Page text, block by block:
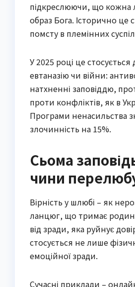
підкреслюючи, що кожна
образ Бога. Історично це
помсту в племінних
У 2025 році це стосується
евтаназію чи війни:
натхненні заповіддю,
проти конфліктів, як в
Програми ненасильства
злочинність на 15%.
Сьома
чини
Вірність у шлюбі – як
ланцюг, що тримає
від зради, яка руйнує
стосується не лише
емоційної зради.
Сучасні приклади –